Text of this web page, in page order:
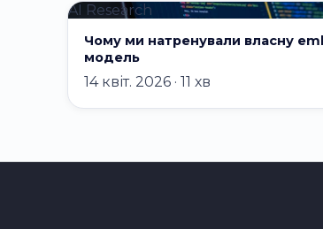
AI Research
Чому ми натренували власну
модель
14 квіт. 2026 · 11 хв